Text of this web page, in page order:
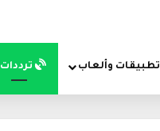
تطبيقات وألعاب ترددات